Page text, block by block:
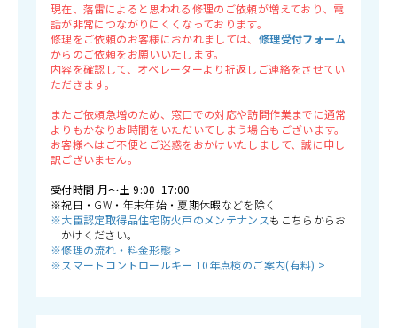
現在、落雷によると思われる修理のご依頼が増えており、電
話が非常につながりにくくなっております。
修理をご依頼のお客様におかれましては、 修理受付フォーム
からのご依頼をお願いいたします。
内容を確認して、オペレーターより折返しご連絡をさせてい
ただきます。
またご依頼急増のため、窓口での対応や訪問作業までに通常
よりもかなりお時間をいただいてしまう場合もございます。
お客様へはご不便とご迷惑をおかけいたしまして、誠に申し
訳ございません。
受付時間 月〜土 9:00–17:00
※祝日・GW・年末年始・夏期休暇などを除く
※大臣認定取得品住宅防火戸のメンテナンスもこちらからお
かけください。
※修理の流れ・料金形態 >
※スマートコントロールキー 10年点検のご案内(有料) >